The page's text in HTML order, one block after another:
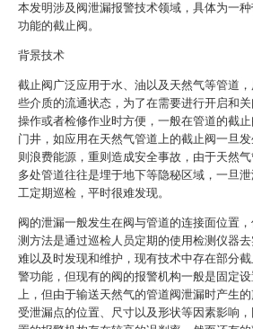
本发明涉及阀泄漏报警技术领域，具体为一
功能的截止阀。
背景技术
截止阀广泛应用于水、油以及天然气等管道
些介质的流通状态，为了在需要进行开启和
操作或者检修作业时方便，一般在管道的截
门井，如应用在天然气管道上的截止阀一旦
则浪费能源，重则造成安全事故，由于天然
多处管道往往是埋于地下等隐秘区域，一旦
工定期巡检，平时很难发现。
阀的泄漏一般发生在阀与管道的连接面位置
测方法是通过巡检人员定期的使用检测仪器去
难以及时发现和维护，现有技术中存在部分
警功能，但现有的阀的报警机构一般是固定
上，但由于输送天然气的管道阀泄漏时产生
受泄漏点的位置、尺寸以及形状等因素影响